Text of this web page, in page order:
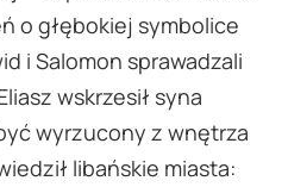
o głębokiej symbolice
i Salomon sprawadzali
wskrzesił syna
wyrzucony z wnętrza
libańskie miasta: